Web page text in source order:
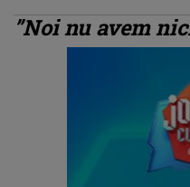
”Noi nu avem